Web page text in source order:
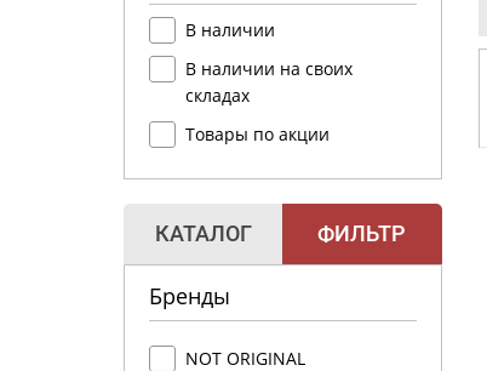
В наличии
В наличии на своих
складах
Товары по акции
КАТАЛОГ ФИЛЬТР
Бренды
NOT ORIGINAL